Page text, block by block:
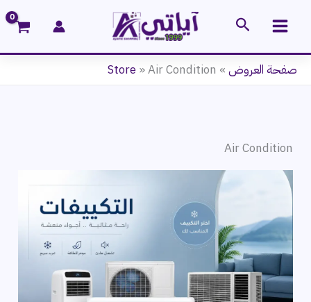
البحث
صفحة العروض »
Store »Air Condition
Air Condition